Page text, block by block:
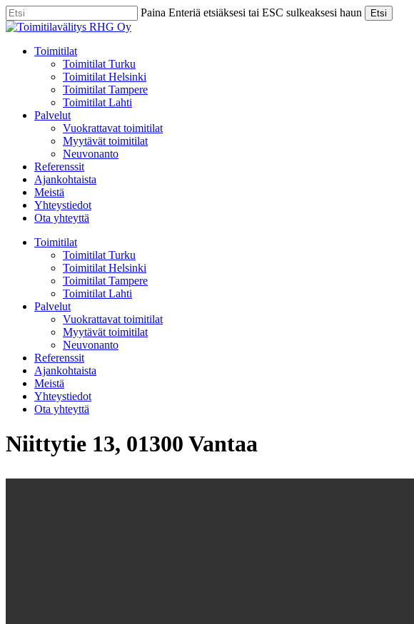
Skip
to
content
Paina Enteriä etsiäksesi tai ESC sulkeaksesi haun Etsi
Close
Menu
Toimitilat
Toimitilat Turku
Toimitilat Helsinki
Toimitilat Tampere
Toimitilat Lahti
Palvelut
Vuokrattavat toimitilat
Myytävät toimitilat
Neuvonanto
Referenssit
Ajankohtaista
Meistä
Yhteystiedot
Ota yhteyttä
Toimitilat
Toimitilat Turku
Toimitilat Helsinki
Toimitilat Tampere
Toimitilat Lahti
Palvelut
Vuokrattavat toimitilat
Myytävät toimitilat
Neuvonanto
Referenssit
Ajankohtaista
Meistä
Yhteystiedot
Ota yhteyttä
Niittytie 13, 01300 Vantaa